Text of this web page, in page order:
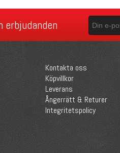
erbjudanden
Kontakta oss
Köpvillkor
Leverans
Ångerrätt & Returer
Integritetspolicy